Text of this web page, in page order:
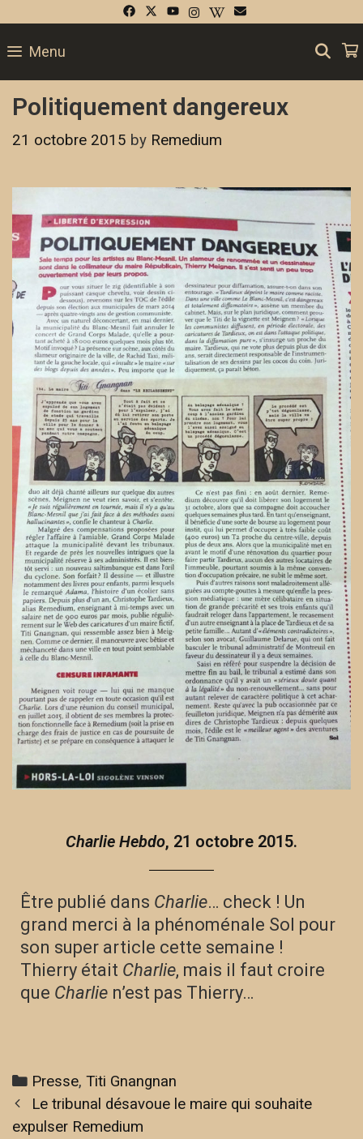
Menu
Politiquement dangereux
21 octobre 2015 by Remedium
Charlie Hebdo, 21 octobre 2015.
Être publié dans Charlie… check ! Un
grand merci à la phénoménale Sol pour
son super article cette semaine !
Thierry était Charlie, mais il faut croire
que Charlie n’est pas Thierry…
Presse,Titi Gnangnan
Le tribunal désavoue le maire qui souhaite
expulser Remedium